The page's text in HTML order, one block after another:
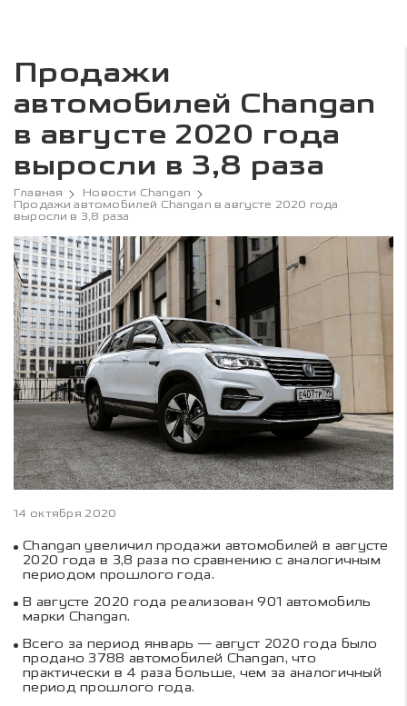
Продажи
автомобилей Changan
в августе 2020 года
выросли в 3,8 раза
Главная
Новости Changan
Продажи автомобилей Changan в августе 2020 года
выросли в 3,8 раза
14 октября 2020
Changan увеличил продажи автомобилей в августе
2020 года в 3,8 раза по сравнению с аналогичным
периодом прошлого года.
В августе 2020 года реализован 901 автомобиль
марки Changan.
Всего за период январь — август 2020 года было
продано 3788 автомобилей Changan, что
практически в 4 раза больше, чем за аналогичный
период прошлого года.